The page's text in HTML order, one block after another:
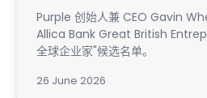
Purple 创始人兼 CEO Gavin
Allica Bank Great British
全球企业家"候选名单。
26 June 2026